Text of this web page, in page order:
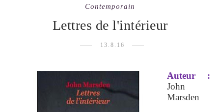
Contemporain
Lettres de l'intérieur
13.8.16
Auteur
:
John
Marsden